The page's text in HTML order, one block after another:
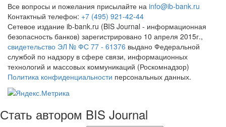
Все вопросы и пожелания присылайте на info@ib-bank.ru
Контактный телефон: +7 (495) 921-42-44
Сетевое издание ib-bank.ru (BIS Journal - информационная
безопасность банков) зарегистрировано 10 апреля 2015г.,
свидетельство ЭЛ № ФС 77 - 61376 выдано Федеральной
службой по надзору в сфере связи, информационных
технологий и массовых коммуникаций (Роскомнадзор)
Политика конфиденциальности персональных данных.
Стать автором BIS Journal